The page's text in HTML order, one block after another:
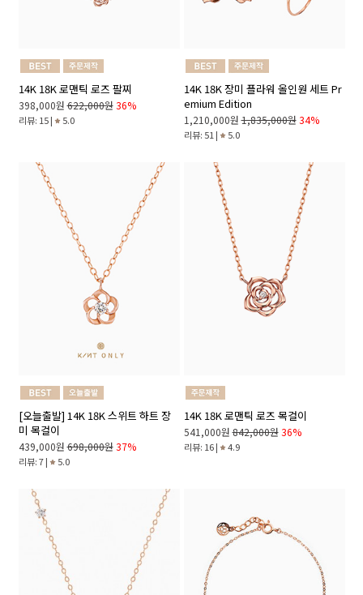
14K 18K 로맨틱 로즈 팔찌
398,000원 622,000원 36%
리뷰: 15 | 5.0
14K 18K 장미 플라워 올인원 세트 Pr
emium Edition
1,210,000원 1,835,000원 34%
리뷰: 51 | 5.0
[오늘출발] 14K 18K 스위트 하트 장
미 목걸이
439,000원 698,000원 37%
리뷰: 7 | 5.0
14K 18K 로맨틱 로즈 목걸이
541,000원 842,000원 36%
리뷰: 16 | 4.9